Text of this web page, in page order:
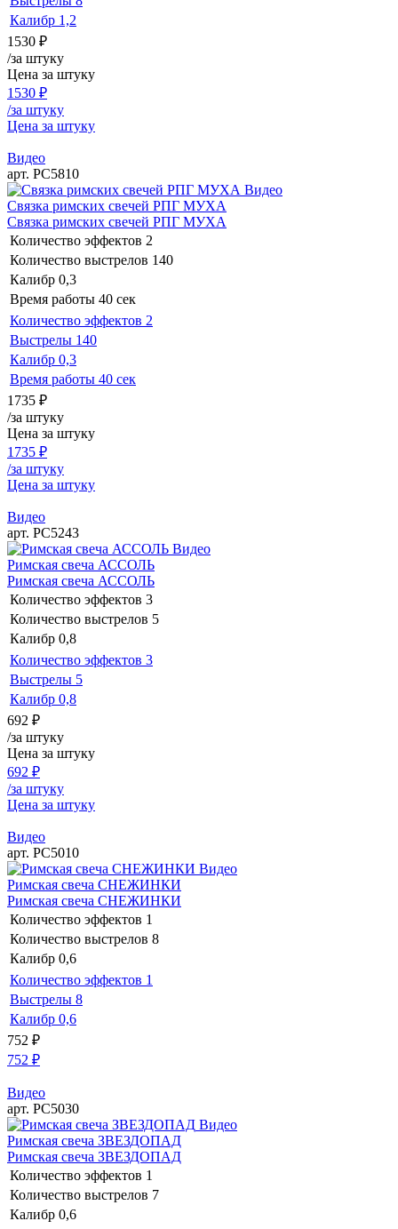
Калибр 1,2
1530 ₽
/за штуку
Цена за штуку
1530 ₽
/за штуку
Цена за штуку
Видео
арт. РС5810
Видео
Связка римских свечей РПГ МУХА
Связка римских свечей РПГ МУХА
Количество эффектов 2
Количество выстрелов 140
Калибр 0,3
Время работы 40 сек
Количество эффектов 2
Выстрелы 140
Калибр 0,3
Время работы 40 сек
1735 ₽
/за штуку
Цена за штуку
1735 ₽
/за штуку
Цена за штуку
Видео
арт. РС5243
Видео
Римская свеча АССОЛЬ
Римская свеча АССОЛЬ
Количество эффектов 3
Количество выстрелов 5
Калибр 0,8
Количество эффектов 3
Выстрелы 5
Калибр 0,8
692 ₽
/за штуку
Цена за штуку
692 ₽
/за штуку
Цена за штуку
Видео
арт. РС5010
Видео
Римская свеча СНЕЖИНКИ
Римская свеча СНЕЖИНКИ
Количество эффектов 1
Количество выстрелов 8
Калибр 0,6
Количество эффектов 1
Выстрелы 8
Калибр 0,6
752 ₽
752 ₽
Видео
арт. РС5030
Видео
Римская свеча ЗВЕЗДОПАД
Римская свеча ЗВЕЗДОПАД
Количество эффектов 1
Количество выстрелов 7
Калибр 0,6